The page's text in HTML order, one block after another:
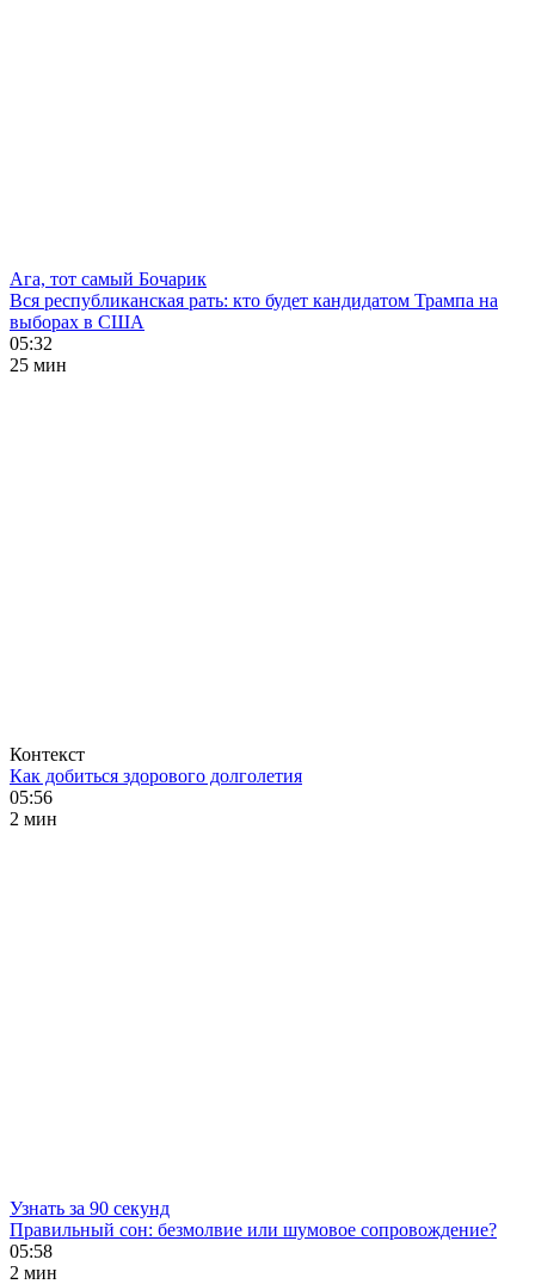
Ага, тот самый Бочарик
Вся республиканская рать: кто будет кандидатом Трампа на
выборах в США
05:32
25 мин
Контекст
Как добиться здорового долголетия
05:56
2 мин
Узнать за 90 секунд
Правильный сон: безмолвие или шумовое сопровождение?
05:58
2 мин